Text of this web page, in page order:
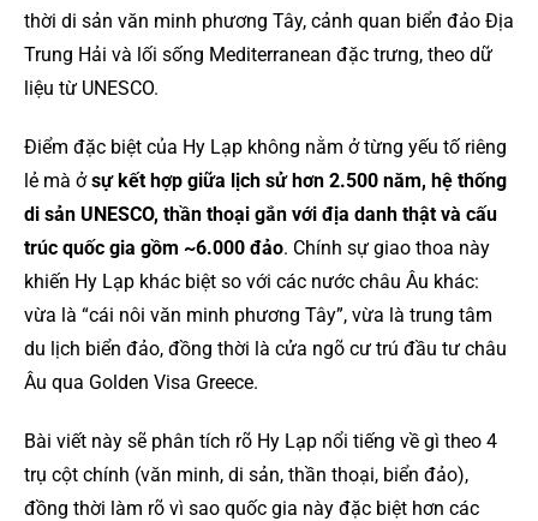
thời di sản văn minh phương Tây, cảnh quan biển đảo Địa
Trung Hải và lối sống Mediterranean đặc trưng, theo dữ
liệu từ UNESCO.
Điểm đặc biệt của Hy Lạp không nằm ở từng yếu tố riêng
lẻ mà ởsự kết hợp giữa lịch sử hơn 2.500 năm, hệ thống
di sản UNESCO, thần thoại gắn với địa danh thật và cấu
trúc quốc gia gồm ~6.000 đảo. Chính sự giao thoa này
khiến Hy Lạp khác biệt so với các nước châu Âu khác:
vừa là “cái nôi văn minh phương Tây”, vừa là trung tâm
du lịch biển đảo, đồng thời là cửa ngõ cư trú đầu tư châu
Âu qua Golden Visa Greece.
Bài viết này sẽ phân tích rõ Hy Lạp nổi tiếng về gì theo 4
trụ cột chính (văn minh, di sản, thần thoại, biển đảo),
đồng thời làm rõ vì sao quốc gia này đặc biệt hơn các